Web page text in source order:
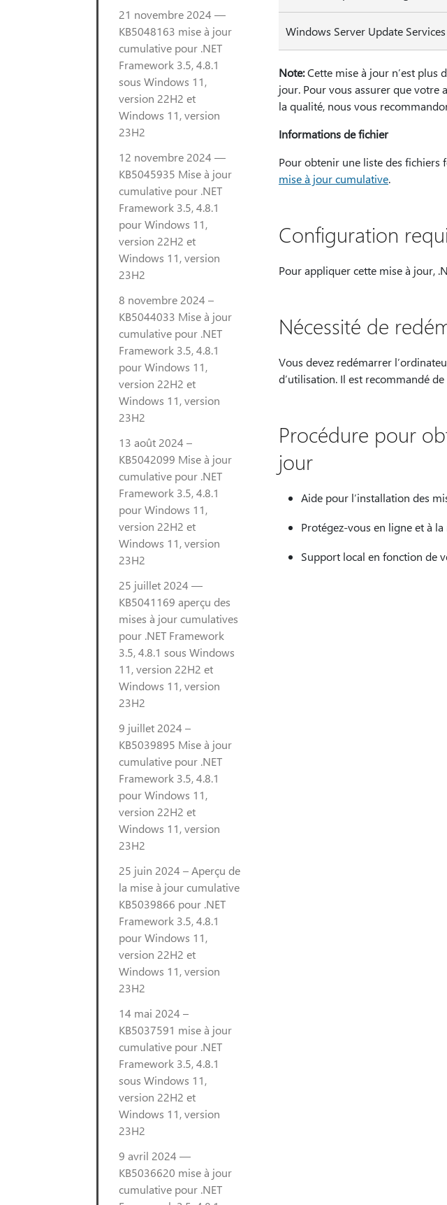
21 novembre 2024 —
KB5048163 mise à jour
cumulative pour .NET
Framework 3.5, 4.8.1
sous Windows 11,
version 22H2 et
Windows 11, version
23H2
12 novembre 2024 —
KB5045935 Mise à jour
cumulative pour .NET
Framework 3.5, 4.8.1
pour Windows 11,
version 22H2 et
Windows 11, version
23H2
8 novembre 2024 –
KB5044033 Mise à jour
cumulative pour .NET
Framework 3.5, 4.8.1
pour Windows 11,
version 22H2 et
Windows 11, version
23H2
13 août 2024 –
KB5042099 Mise à jour
cumulative pour .NET
Framework 3.5, 4.8.1
pour Windows 11,
version 22H2 et
Windows 11, version
23H2
25 juillet 2024 —
KB5041169 aperçu des
mises à jour cumulatives
pour .NET Framework
3.5, 4.8.1 sous Windows
11, version 22H2 et
Windows 11, version
23H2
9 juillet 2024 –
KB5039895 Mise à jour
cumulative pour .NET
Framework 3.5, 4.8.1
pour Windows 11,
version 22H2 et
Windows 11, version
23H2
25 juin 2024 – Aperçu de
la mise à jour cumulative
KB5039866 pour .NET
Framework 3.5, 4.8.1
pour Windows 11,
version 22H2 et
Windows 11, version
23H2
14 mai 2024 –
KB5037591 mise à jour
cumulative pour .NET
Framework 3.5, 4.8.1
sous Windows 11,
version 22H2 et
Windows 11, version
23H2
9 avril 2024 —
KB5036620 mise à jour
cumulative pour .NET
Windows Server Update Services
Note:Cette mise à jour n’est plus
jour. Pour vous assurer que votre
la qualité, nous vous
Informations de fichier
Pour obtenir une liste des fichiers
mise à jour cumulative.
Configuration
Pour appliquer cette mise à jour,
Nécessité de
Vous devez redémarrer
d’utilisation. Il est recommandé
Procédure pour
jour
Aide pour l’installation des
Protégez-vous en ligne et à la
Support local en fonction de